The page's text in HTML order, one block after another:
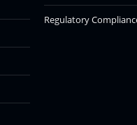
Regulatory